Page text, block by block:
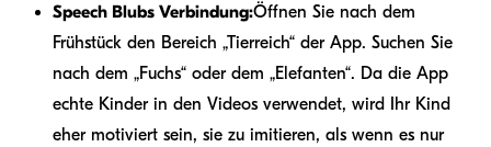
Speech Blubs Verbindung:Öffnen Sie nach dem
Frühstück den Bereich „Tierreich“ der App. Suchen Sie
nach dem „Fuchs“ oder dem „Elefanten“. Da die App
echte Kinder in den Videos verwendet, wird Ihr Kind
eher motiviert sein, sie zu imitieren, als wenn es nur